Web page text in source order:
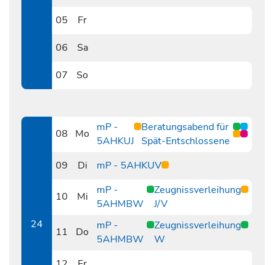
05
Fr
06
Sa
07
So
24
08
Mo mP -
5AHKUJ
Beratungsabend für
Spät-Entschlossene
09
Di mP - 5AHKUV
10
Mi
mP -
5AHMBW
Zeugnissverleihung
J/V
11
Do
mP -
5AHMBW
Zeugnissverleihung
W